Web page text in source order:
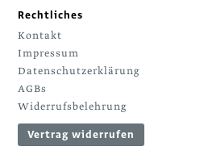
Rechtliches
Kontakt
Impressum
Datenschutzerklärung
AGBs
Widerrufsbelehrung
Vertrag widerrufen